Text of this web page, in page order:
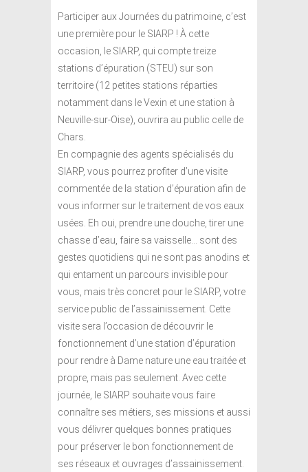
Participer aux Journées du patrimoine, c’est
une première pour le SIARP ! À cette
occasion, le SIARP, qui compte treize
stations d’épuration (STEU) sur son
territoire (12 petites stations réparties
notamment dans le Vexin et une station à
Neuville-sur-Oise), ouvrira au public celle de
Chars.
En compagnie des agents spécialisés du
SIARP, vous pourrez profiter d’une visite
commentée de la station d’épuration afin de
vous informer sur le traitement de vos eaux
usées. Eh oui, prendre une douche, tirer une
chasse d’eau, faire sa vaisselle… sont des
gestes quotidiens qui ne sont pas anodins et
qui entament un parcours invisible pour
vous, mais très concret pour le SIARP, votre
service public de l’assainissement. Cette
visite sera l’occasion de découvrir le
fonctionnement d’une station d’épuration
pour rendre à Dame nature une eau traitée et
propre, mais pas seulement. Avec cette
journée, le SIARP souhaite vous faire
connaître ses métiers, ses missions et aussi
vous délivrer quelques bonnes pratiques
pour préserver le bon fonctionnement de
ses réseaux et ouvrages d’assainissement.